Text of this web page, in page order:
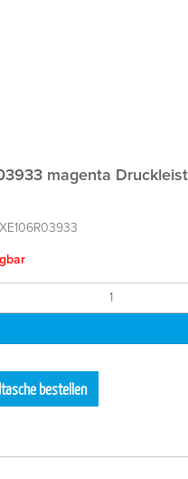
magenta
XE106R03933
bestellen